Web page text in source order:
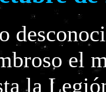
el
la